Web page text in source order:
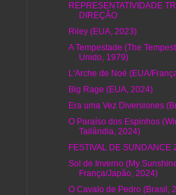
REPRESENTATIVIDADE
DIREÇÃO
Riley (EUA, 2023)
A Tempestade (The
Unido, 1979)
L'Arche de Noé (EUA/
Big Rage (EUA, 2024)
Era uma Vez Diversiones
O Paraíso dos Espinhos
Tailândia, 2024)
FESTIVAL DE SUNDANCE
Sol de Inverno (My
França/Japão, 2024)
O Cavalo de Pedro (Brasil,